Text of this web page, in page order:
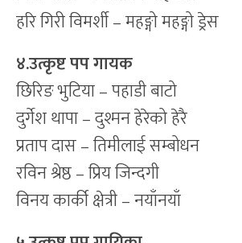
हरि गिरी विमर्शी – महङ्गो महङ्गो ड्रेस
४.उत्कृष्ट पप गायक
छिरिङ भुटिया – पहाडी बाटो
दुर्गेश थापा – दुश्मन हेरेको हेरै
प्रताप दास – तिमीलाई सम्बोधन
रविन श्रेष्ठ – प्रिय जिन्दगी
विनय कार्की क्षेत्री – नयाँनयाँ